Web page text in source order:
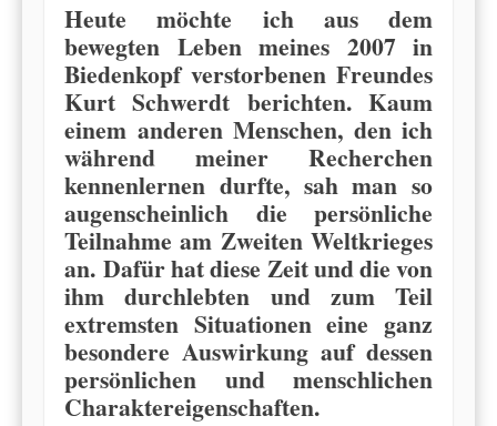
Heute möchte ich aus dem
bewegten Leben meines 2007 in
Biedenkopf verstorbenen Freundes
Kurt Schwerdt berichten. Kaum
einem anderen Menschen, den ich
während meiner Recherchen
kennenlernen durfte, sah man so
augenscheinlich die persönliche
Teilnahme am Zweiten Weltkrieges
an. Dafür hat diese Zeit und die von
ihm durchlebten und zum Teil
extremsten Situationen eine ganz
besondere Auswirkung auf dessen
persönlichen und menschlichen
Charaktereigenschaften.